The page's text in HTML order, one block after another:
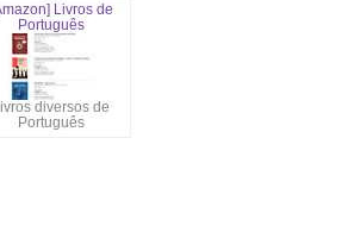
Livros de
Português
diversos de
Português